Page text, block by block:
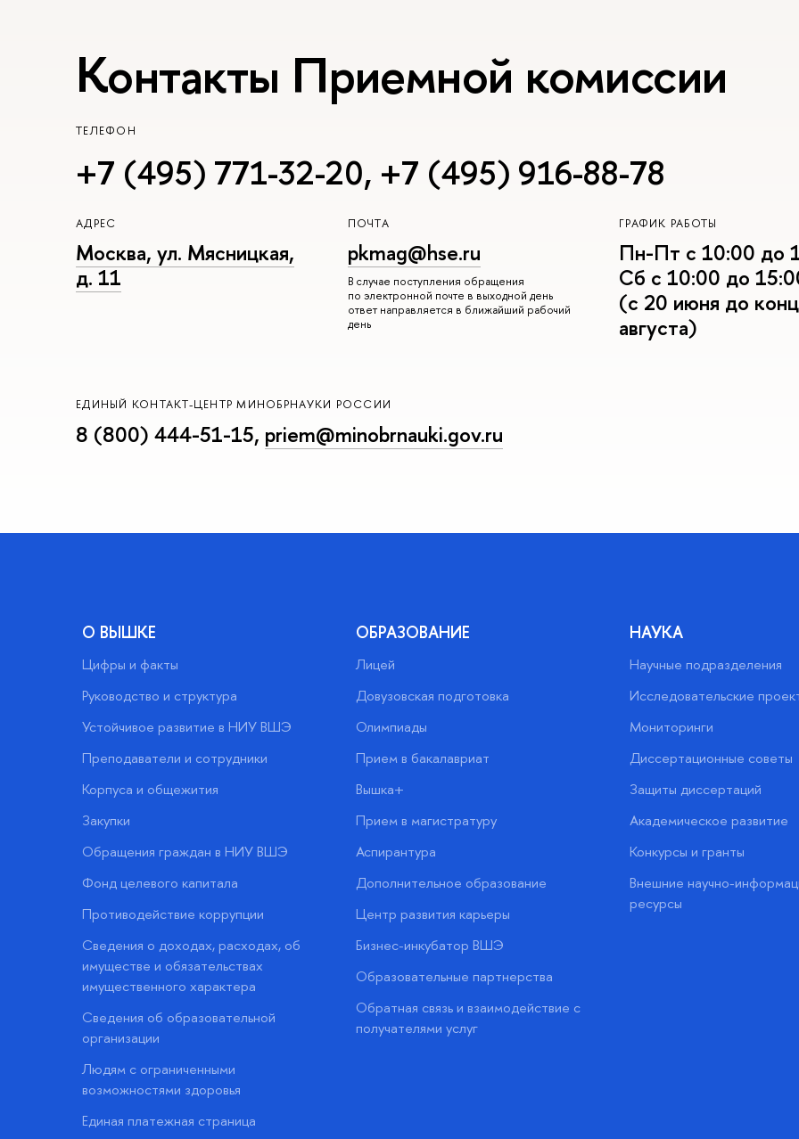
Контакты Приемной комиссии
ТЕЛЕФОН
+7 (495) 771-32-20, +7 (495) 916-88-78
АДРЕС
Москва, ул. Мясницкая,
д. 11
ПОЧТА
pkmag@hse.ru
В случае поступления обращения
по электронной почте в выходной день
ответ направляется в ближайший рабочий
день
ГРАФИК РАБОТЫ
Пн-Пт с 10:00 до
Сб с 10:00 до
(с 20 июня до
августа)
ЕДИНЫЙ КОНТАКТ-ЦЕНТР МИНОБРНАУКИ РОССИИ
8 (800) 444-51-15, priem@minobrnauki.gov.ru
О ВЫШКЕ
Цифры и факты
Руководство и структура
Устойчивое развитие в НИУ ВШЭ
Преподаватели и сотрудники
Корпуса и общежития
Закупки
Обращения граждан в НИУ ВШЭ
Фонд целевого капитала
Противодействие коррупции
Сведения о доходах, расходах, об
имуществе и обязательствах
имущественного характера
Сведения об образовательной
организации
Людям с ограниченными
возможностями здоровья
Единая платежная страница
ОБРАЗОВАНИЕ
Лицей
Довузовская подготовка
Олимпиады
Прием в бакалавриат
Вышка+
Прием в магистратуру
Аспирантура
Дополнительное образование
Центр развития карьеры
Бизнес-инкубатор ВШЭ
Образовательные партнерства
Обратная связь и взаимодействие с
получателями услуг
НАУКА
Научные подразделения
Исследовательские
Мониторинги
Диссертационные советы
Защиты диссертаций
Академическое развитие
Конкурсы и гранты
Внешние научно-
ресурсы